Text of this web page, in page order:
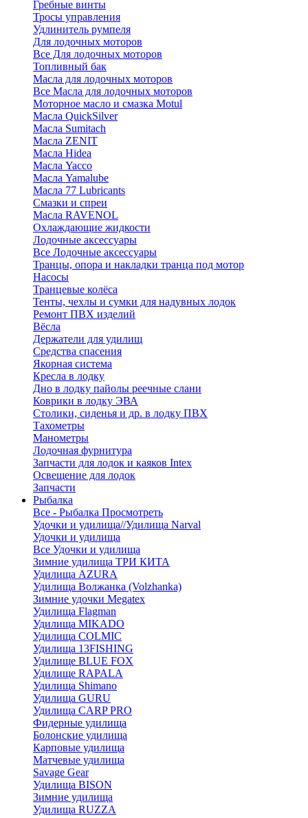
Гребные винты
Тросы управления
Удлинитель румпеля
Для лодочных моторов
Все Для лодочных моторов
Топливный бак
Масла для лодочных моторов
Все Масла для лодочных моторов
Моторное масло и смазка Motul
Масла QuickSilver
Масла Sumitach
Масла ZENIT
Масла Hidea
Масла Yacco
Масла Yamalube
Масла 77 Lubricants
Смазки и спреи
Масла RAVENOL
Охлаждающие жидкости
Лодочные аксессуары
Все Лодочные аксессуары
Транцы, опора и накладки транца под мотор
Насосы
Транцевые колёса
Тенты, чехлы и сумки для надувных лодок
Ремонт ПВХ изделий
Вёсла
Держатели для удилищ
Средства спасения
Якорная система
Кресла в лодку
Дно в лодку пайолы реечные слани
Коврики в лодку ЭВА
Столики, сиденья и др. в лодку ПВХ
Тахометры
Манометры
Лодочная фурнитура
Запчасти для лодок и каяков Intex
Освещение для лодок
Запчасти
Рыбалка
Все - Рыбалка Просмотреть
Удочки и удилища//Удилища Narval
Удочки и удилища
Все Удочки и удилища
Зимние удилища ТРИ КИТА
Удилища AZURA
Удилища Волжанка (Volzhanka)
Зимние удочки Megatex
Удилища Flagman
Удилища MIKADO
Удилища COLMIC
Удилища 13FISHING
Удилище BLUE FOX
Удилище RAPALA
Удилища Shimano
Удилища GURU
Удилища CARP PRO
Фидерные удилища
Болонские удилища
Карповые удилища
Матчевые удилища
Savage Gear
Удилища BISON
Зимние удилища
Удилища RUZZA